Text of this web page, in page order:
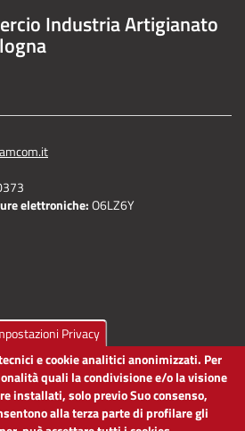
Industria Artigianato
elettroniche:O6LZ6Y
Privacy
e cookie analitici anonimizzati. Per
quali la condivisione e/o la visione
installati, solo previo Suo consenso,
alla terza parte di profilare gli